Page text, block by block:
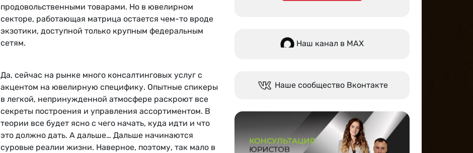
продовольственными товарами. Но в ювелирном
секторе, работающая матрица остается чем-то вроде
экзотики, доступной только крупным федеральным
сетям.
Да, сейчас на рынке много консалтинговых услуг с
акцентом на ювелирную специфику. Опытные спикеры
в легкой, непринужденной атмосфере раскроют все
секреты построения и управления ассортиментом. В
теории все будет ясно с чего начать, куда идти и что
это должно дать. А дальше… Дальше начинаются
суровые реалии жизни. Наверное, поэтому, так мало в
Наш канал в МАХ
Наше сообщество Вконтакте